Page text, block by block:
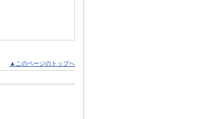
▲このページのトップへ